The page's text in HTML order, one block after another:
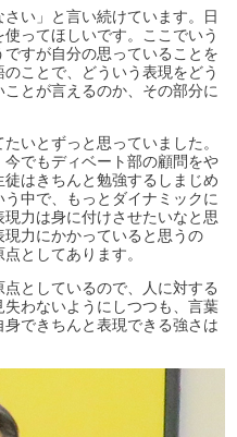
い」と言い続けています。日
ってほしいです。ここでいう
すが自分の思っていることを
ことで、どういう表現をどう
とが言えるのか、その部分に
いとずっと思っていました。
でもディベート部の顧問をや
はきちんと勉強するしまじめ
中で、もっとダイナミックに
力は身に付けさせたいなと思
力にかかっていると思うの
としてあります。
としているので、人に対する
わないようにしつつも、言葉
できちんと表現できる強さは